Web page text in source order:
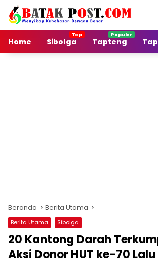
Langsung
konten
Home
Sibolga Tapteng
Beranda Berita Utama
Berita Utama Sibolga
20 Kantong Darah
Aksi Donor HUT ke-70